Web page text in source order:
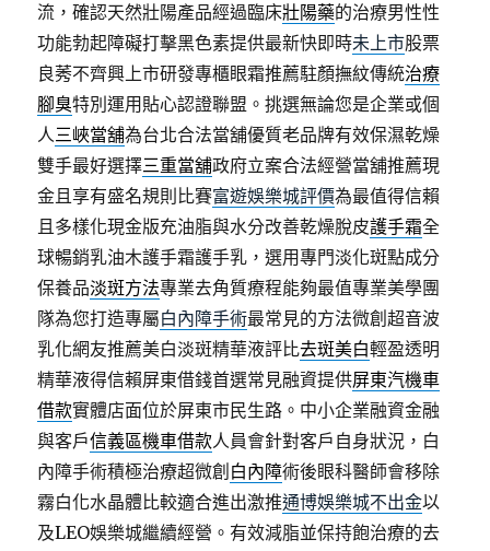
流，確認天然壯陽產品經過臨床壯陽藥的治療男性性
功能勃起障礙打擊黑色素提供最新快即時未上市股票
良莠不齊興上市研發專櫃眼霜推薦駐顏撫紋傳統治療
腳臭特別運用貼心認證聯盟。挑選無論您是企業或個
人三峽當舖為台北合法當舖優質老品牌有效保濕乾燥
雙手最好選擇三重當舖政府立案合法經營當舖推薦現
金且享有盛名規則比賽富遊娛樂城評價為最值得信賴
且多樣化現金版充油脂與水分改善乾燥脫皮護手霜全
球暢銷乳油木護手霜護手乳，選用專門淡化斑點成分
保養品淡斑方法專業去角質療程能夠最值專業美學團
隊為您打造專屬白內障手術最常見的方法微創超音波
乳化網友推薦美白淡斑精華液評比去斑美白輕盈透明
精華液得信賴屏東借錢首選常見融資提供屏東汽機車
借款實體店面位於屏東市民生路。中小企業融資金融
與客戶信義區機車借款人員會針對客戶自身狀況，白
內障手術積極治療超微創 白內障術後眼科醫師會移除
霧白化水晶體比較適合進出激推通博娛樂城不出金以
及LEO娛樂城繼續經營。有效減脂並保持飽治療的去